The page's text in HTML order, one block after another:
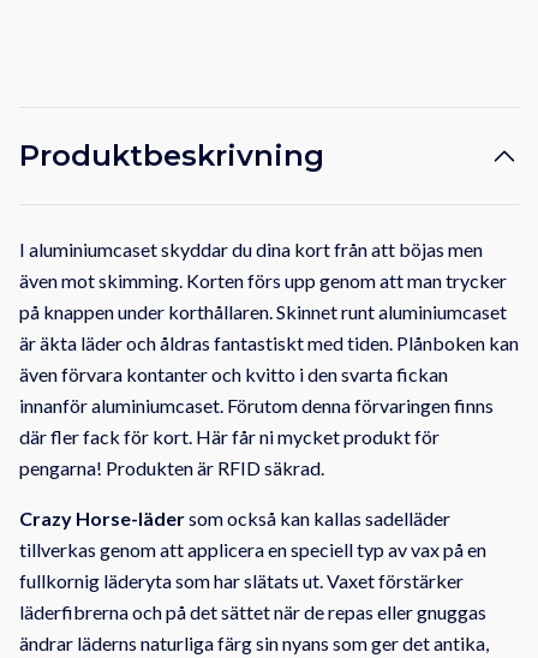
Produktbeskrivning
I aluminiumcaset skyddar du dina kort från att böjas men
även mot skimming. Korten förs upp genom att man trycker
på knappen under korthållaren. Skinnet runt aluminiumcaset
är äkta läder och åldras fantastiskt med tiden. Plånboken kan
även förvara kontanter och kvitto i den svarta fickan
innanför aluminiumcaset. Förutom denna förvaringen finns
där fler fack för kort. Här får ni mycket produkt för
pengarna! Produkten är RFID säkrad.
Crazy Horse-lädersom också kan kallas sadelläder
tillverkas genom att applicera en speciell typ av vax på en
fullkornig läderyta som har slätats ut.Vaxet förstärker
läderfibrerna och på det sättet när de repas eller gnuggas
ändrar läderns naturliga färg sin nyans som ger det antika,